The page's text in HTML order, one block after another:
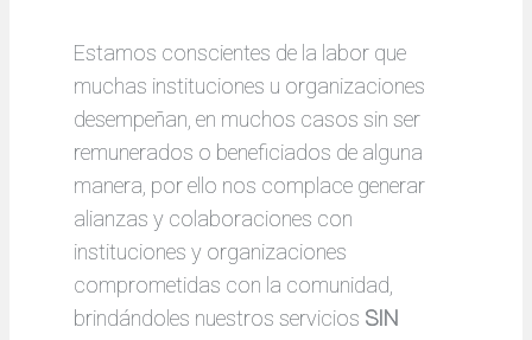
Estamos conscientes de la labor que
muchas instituciones u organizaciones
desempeñan, en muchos casos sin ser
remunerados o beneficiados de alguna
manera, por ello nos complace generar
alianzas y colaboraciones con
instituciones y organizaciones
comprometidas con la comunidad,
brindándoles nuestros servicios SIN